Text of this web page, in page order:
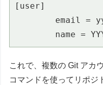
[user]
email =
name =
これで、複数の Git アカ
コマンドを使ってリポジ